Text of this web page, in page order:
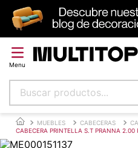
Buscar productos...
MUEBLES CABECERAS
CABECERA PRINTELLA S.T PRANNA 2.00
Términos más buscados
papel tapiz